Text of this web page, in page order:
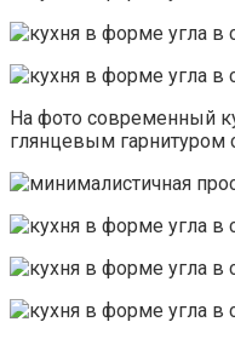
На фото современный
глянцевым гарнитуром